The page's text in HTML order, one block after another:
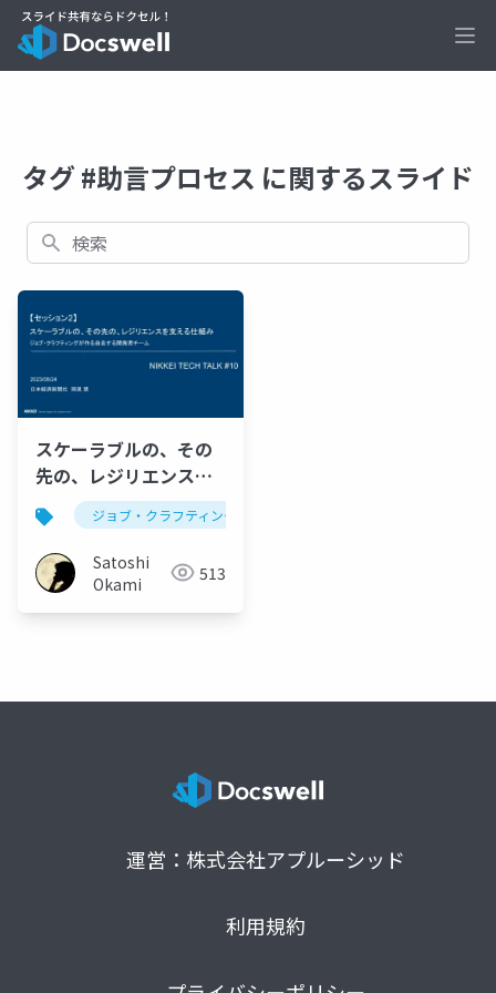
タグ #助言プロセス に関するスライド
検索
スケーラブルの、その
先の、レジリエンスを
支える仕組みジョブ・クラフティング
Satoshi
Okami
513
運営：株式会社アプルーシッド
利用規約